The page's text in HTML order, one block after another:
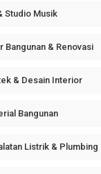
Studio Musik
& Renovasi
& Desain Interior
Bangunan
Listrik & Plumbing